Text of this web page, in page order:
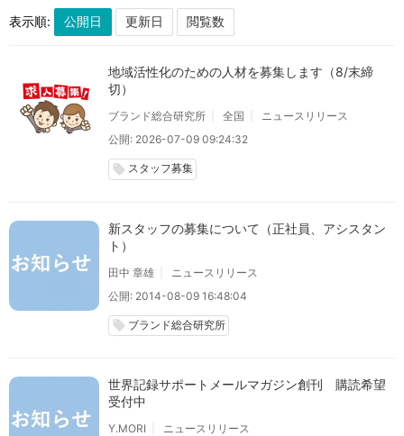
表示順:
地域活性化のための人材を募集します（8/末締
切）
ブランド総合研究所 全国
ニュースリリース
公開: 2026-07-09 09:24:32
local_offer スタッフ募集
新スタッフの募集について（正社員、アシスタン
ト）
田中 章雄
ニュースリリース
公開: 2014-08-09 16:48:04
local_offer ブランド総合研究所
世界記録サポートメールマガジン創刊 購読希望
受付中
Y.MORI
ニュースリリース